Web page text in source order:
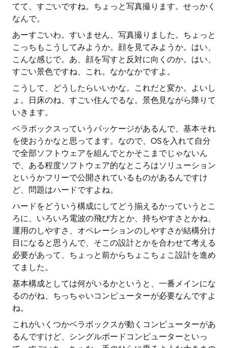
てて、すごいですね。ちょっと写真撮ります。せっかく
なんで。
あーすごいわ。すいません、写真撮りました。ちょっと
こっちもこうしてみようか。顔を見てみようか。はい、
こんな感じで。あ、顔を写すと反対に向くのか。はい、
すごい景色ですね、これ。なかなかですよ。
こうして、どうしたらいいかな。これだと変か。よいし
ょ。日床のね、すごい住んでるな。景色見ながら降りて
いきます。
ベラボックスっていうパッケージがあるんで、基本それ
を使おうかなと思ってます。なので、OSを入れて自分
で全部ソフトウェアを組んでとかそこまでじゃないん
で、ある程度ソフトウェア的なところはソリューション
というかフリーで公開されているものがあるんですけ
ど、問題はハードですよね。
ハードをどういう構成にしてどう揃えるかっていうとこ
ろに、いろいろ電波の飛び方とか、持ちやすさとかね、
運用のしやすさ、オペレーションのしやすさが結構分け
目になると思うんで、そこの設計とかを合わせて考える
必要があって、ちょっと前からちょこちょこ設計を進め
てました。
基本構成としては何がいるかというと、一番メインにな
るのがね、ちっちゃいコンピューターが必要なんですよ
ね。
これがいくつかベラボックスが動くコンピューターがあ
るんですけど、シングルボードコンピューターといっ